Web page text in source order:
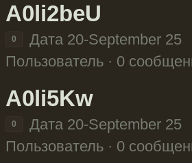
A0li2beU
0
Дата 20-September 25
Пользователь · 0
A0li5Kw
0
Дата 20-September 25
Пользователь · 0